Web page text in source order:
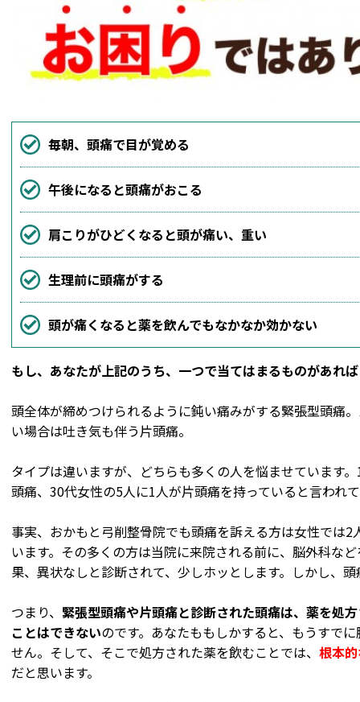
毎朝、頭痛で目が覚める
午後になると頭痛がおこる
肩こりがひどくなると頭が痛い、重い
生理前に頭痛がする
頭が痛くなると薬を飲んでもなかなか効かない
もし、あなたが上記のうち、一つで当てはまるものがあれ
頭全体が締めつけられるように鈍い痛みがする緊張型頭痛
い場合は吐き気も伴う片頭痛。
タイプは違いますが、どちらも多くの人を悩ませています
頭痛、30代女性の5人に1人が片頭痛を持っていると言われ
事実、おかもと弓削整骨院でも頭痛を訴える方は女性では
います。その多くの方は当院に来院される前に、脳外科な
果、異状なしと診断されて、少しホッとします。しかし、
つまり、 緊張型頭痛や片頭痛と診断された頭痛は、薬を処
ことはできないのです。あなたももしかすると、もうすで
せん。そして、そこで処方された薬を飲むことでは、 根本
だと思います。